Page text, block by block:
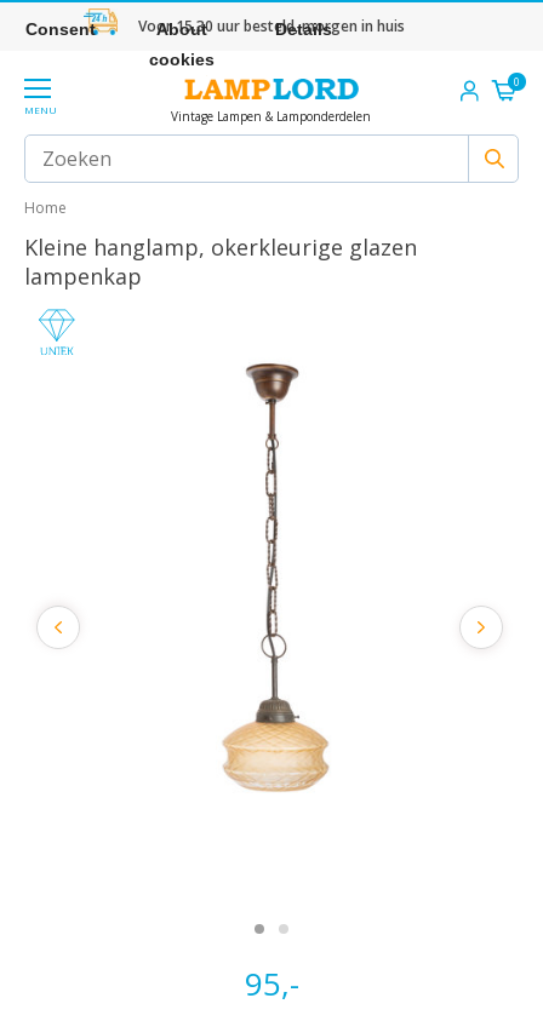
Voor 15.30 uur besteld, morgen in huis
MENU Vintage Lampen & Lamponderdelen
0
Home
Kleine hanglamp, okerkleurige glazen
lampenkap
95,-
Consent
About
cookies
Details